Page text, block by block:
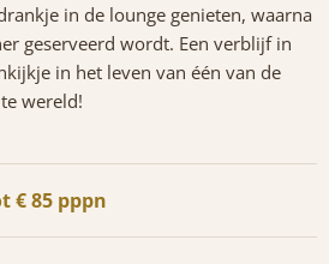
in de lounge genieten, waarna
geserveerd wordt. Een verblijf in
in het leven van één van de
wereld!
€ 85 pppn